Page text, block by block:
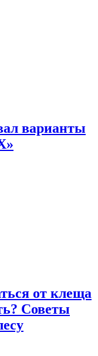
варианты
от клеща
Советы